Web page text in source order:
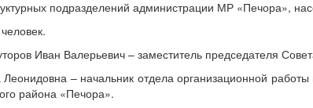
подразделений администрации МР «Печора»,
Иван Валерьевич – заместитель председателя
Леонидовна – начальник отдела организационной
района «Печора».